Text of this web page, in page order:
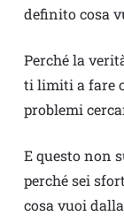
definito cosa
Perché la
ti limiti a fare
problemi
E questo non
perché sei
cosa vuoi